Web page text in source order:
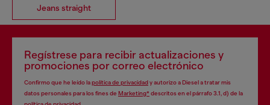
Jeans straight
Regístrese para recibir actualizaciones y
promociones por correo electrónico
Confirmo que he leído lapolítica de privacidady autorizo a Diesel a tratar mis
datos personales para los fines de Marketing*descritos en el párrafo 3.1, d) de la